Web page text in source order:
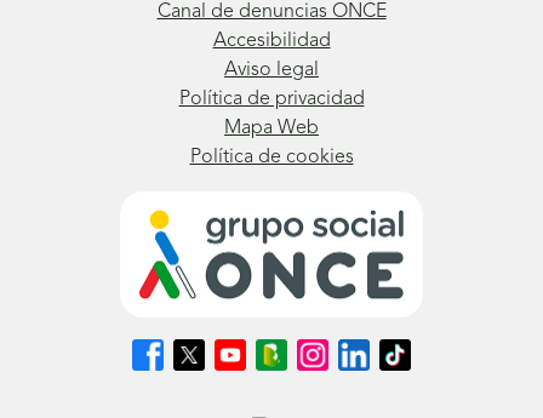
Canal de denuncias ONCE
Accesibilidad
Aviso legal
Política de privacidad
Mapa Web
Política de cookies
Síguenos
en
Síguenos
en
Síguenos
en
Síguenos
en
Síguenos
en
Síguenos
en
Síguenos
en